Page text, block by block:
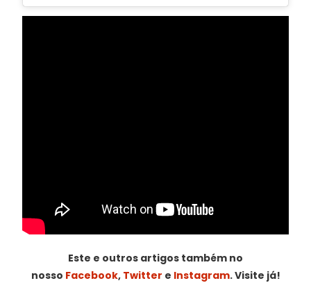
Este e outros artigos também no
nosso Facebook, Twitter e Instagram. Visite já!